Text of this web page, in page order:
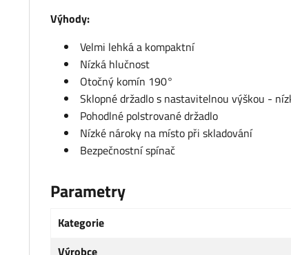
Výhody:
Velmi lehká a kompaktní
Nízká hlučnost
Otočný komín 190°
Sklopné držadlo s nastavitelnou výškou -
Pohodlné polstrované držadlo
Nízké nároky na místo při skladování
Bezpečnostní spínač
Parametry
Kategorie
Výrobce